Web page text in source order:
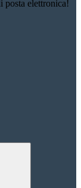
posta elettronica!